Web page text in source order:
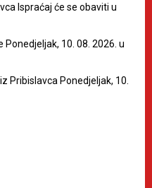
Ispraćaj će se obaviti u
Ponedjeljak, 10. 08. 2026. u
Pribislavca Ponedjeljak, 10.